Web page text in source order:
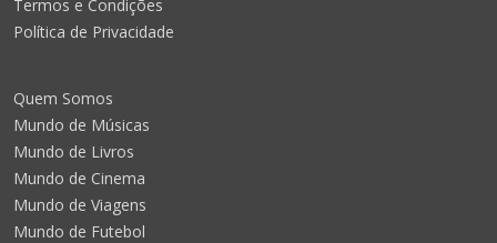
Termos e Condições
Política de Privacidade
Quem Somos
Mundo de Músicas
Mundo de Livros
Mundo de Cinema
Mundo de Viagens
Mundo de Futebol